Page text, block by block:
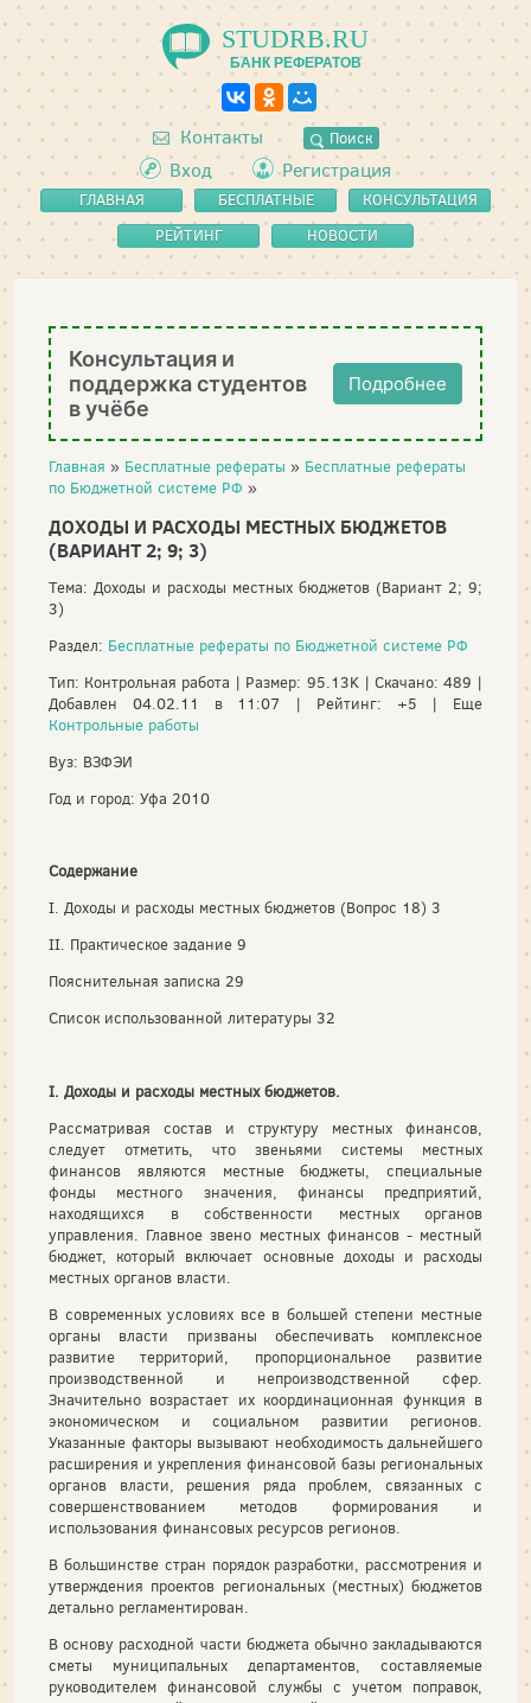
STUDRB.RU
БАНК РЕФЕРАТОВ
Контакты Поиск
Вход Регистрация
ГЛАВНАЯ
БЕСПЛАТНЫЕ
РЕФЕРАТЫ
КОНСУЛЬТАЦИЯ
РЕЙТИНГ
НОВОСТИ
Консультация и
поддержка студентов
в учёбе
Подробнее
Главная » Бесплатные рефераты » Бесплатные рефераты
по Бюджетной системе РФ »
ДОХОДЫ И РАСХОДЫ МЕСТНЫХ БЮДЖЕТОВ
(ВАРИАНТ 2; 9; 3)
Тема: Доходы и расходы местных бюджетов (Вариант 2; 9;
3)
Раздел: Бесплатные рефераты по Бюджетной системе РФ
Тип: Контрольная работа | Размер: 95.13K | Скачано: 489 |
Добавлен 04.02.11 в 11:07 | Рейтинг: +5 | Еще
Контрольные работы
Вуз: ВЗФЭИ
Год и город: Уфа 2010
Содержание
I. Доходы и расходы местных бюджетов (Вопрос 18) 3
II. Практическое задание 9
Пояснительная записка 29
Список использованной литературы 32
I. Доходы и расходы местных бюджетов.
Рассматривая состав и структуру местных финансов,
следует отметить, что звеньями системы местных
финансов являются местные бюджеты, специальные
фонды местного значения, финансы предприятий,
находящихся в собственности местных органов
управления. Главное звено местных финансов - местный
бюджет, который включает основные доходы и расходы
местных органов власти.
В современных условиях все в большей степени местные
органы власти призваны обеспечивать комплексное
развитие территорий, пропорциональное развитие
производственной и непроизводственной сфер.
Значительно возрастает их координационная функция в
экономическом и социальном развитии регионов.
Указанные факторы вызывают необходимость дальнейшего
расширения и укрепления финансовой базы региональных
органов власти, решения ряда проблем, связанных с
совершенствованием методов формирования и
использования финансовых ресурсов регионов.
В большинстве стран порядок разработки, рассмотрения и
утверждения проектов региональных (местных) бюджетов
детально регламентирован.
В основу расходной части бюджета обычно закладываются
сметы муниципальных департаментов, составляемые
руководителем финансовой службы с учетом поправок,